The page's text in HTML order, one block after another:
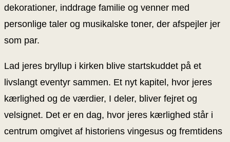
dekorationer, inddrage familie og venner med
personlige taler og musikalske toner, der afspejler jer
som par.
Lad jeres bryllup i kirken blive startskuddet på et
livslangt eventyr sammen. Et nyt kapitel, hvor jeres
kærlighed og de værdier, I deler, bliver fejret og
velsignet. Det er en dag, hvor jeres kærlighed står i
centrum omgivet af historiens vingesus og fremtidens